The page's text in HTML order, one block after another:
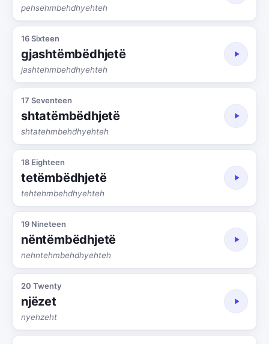
pehsehmbehdhyehteh
16 Sixteen
gjashtëmbëdhjetë
jashtehmbehdhyehteh
17 Seventeen
shtatëmbëdhjetë
shtatehmbehdhyehteh
18 Eighteen
tetëmbëdhjetë
tehtehmbehdhyehteh
19 Nineteen
nëntëmbëdhjetë
nehntehmbehdhyehteh
20 Twenty
njëzet
nyehzeht